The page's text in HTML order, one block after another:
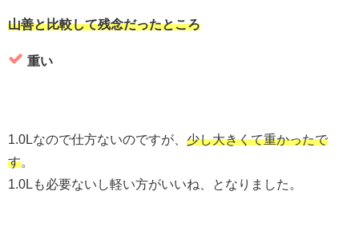
山善と比較して残念だったところ
重い
1.0Lなので仕方ないのですが、 少し大きくて重かったで
す
1.0Lも必要ないし軽い方がいいね、となりました。